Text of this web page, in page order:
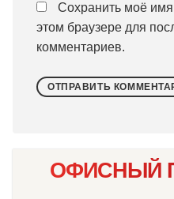
Сохранить моё
этом браузере для
комментариев.
ОФИСНЫЙ